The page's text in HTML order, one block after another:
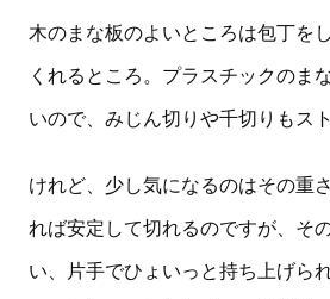
木のまな板のよいところは包丁を
くれるところ。プラスチックのま
いので、みじん切りや千切りもス
けれど、少し気になるのはその重
れば安定して切れるのですが、そ
い、片手でひょいっと持ち上げら